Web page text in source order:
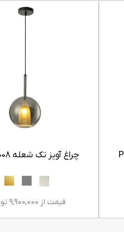
چراغ آویز تک شعله PLX 5008
قیمت از 9,900,000 تومان